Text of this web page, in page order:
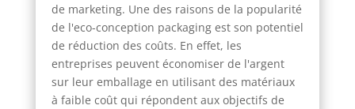
de marketing. Une des raisons de la popularité
de l'eco-conception packaging est son potentiel
de réduction des coûts. En effet, les
entreprises peuvent économiser de l'argent
sur leur emballage en utilisant des matériaux
à faible coût qui répondent aux objectifs de